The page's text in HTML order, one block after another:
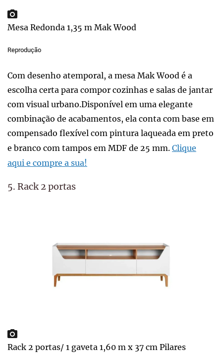
Mesa Redonda 1,35 m Mak Wood
Reprodução
Com desenho atemporal, a mesa Mak Wood é a
escolha certa para compor cozinhas e salas de jantar
com visual urbano.Disponível em uma elegante
combinação de acabamentos, ela conta com base em
compensado flexível com pintura laqueada em preto
e branco com tampos em MDF de 25 mm. Clique
aqui e compre a sua!
5. Rack 2 portas
Rack 2 portas/ 1 gaveta 1,60 m x 37 cm Pilares